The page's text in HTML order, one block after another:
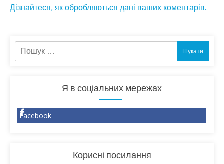
Дізнайтеся, як обробляються дані ваших коментарів.
Пошук:
Я в соціальних мережах
Facebook
Корисні посилання